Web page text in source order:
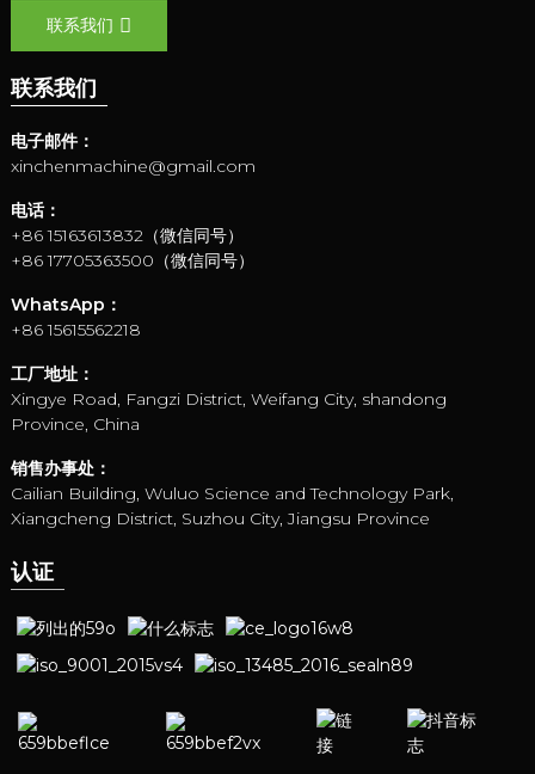
联系我们
联系我们
电子邮件：
xinchenmachine@gmail.com
电话：
+86 15163613832（微信同号）
+86 17705363500（微信同号）
WhatsApp：
+86 15615562218
工厂地址：
Xingye Road, Fangzi District, Weifang City, shandong
Province, China
销售办事处：
Cailian Building, Wuluo Science and Technology Park,
Xiangcheng District, Suzhou City, Jiangsu Province
认证